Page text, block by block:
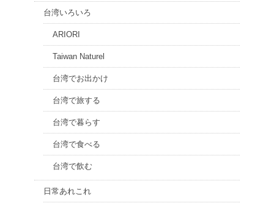
台湾いろいろ
ARIORI
Taiwan Naturel
台湾でお出かけ
台湾で旅する
台湾で暮らす
台湾で食べる
台湾で飲む
日常あれこれ